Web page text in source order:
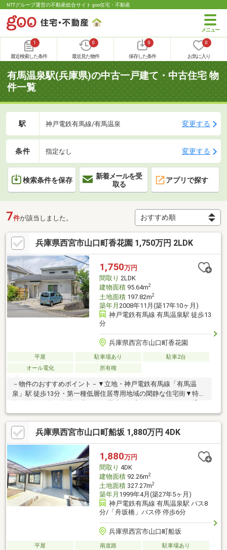
NTTグループ運営の不動産総合サイト goo住宅・不動産
1
最近検索した条件
0
最近見た物件
0
保存した条件
0
お気に入り
有馬温泉駅(兵庫県)の中古一戸建て・中古住宅 物
件一覧
駅 神戸電鉄有馬線/有馬温泉 変更する
条件 指定なし 変更する
検索条件を保存
新着メールを受
取る
アプリで探す
7件が該当しました。
兵庫県西宮市山口町香花園 1,750万円 2LDK
1,750万円
間取り 2LDK
建物面積95.64m2
土地面積197.82m2
築年月 2008年11月(築17年10ヶ月)
神戸電鉄有馬線 有馬温泉駅 徒歩13
分
兵庫県西宮市山口町香花園
平屋 駐車場あり
駐車2台
オール電化
所有権
－物件のおすすめポイント－▼立地・神戸電鉄有馬線「有馬温
泉」駅 徒歩13分・第一種低層住居専用地域の閑静な住宅街▼特
る洋室・和室が隣接・回遊性のあるアイランドキッチン・勝手口
付の洗面室、ホールと繋がるWIC有・リビングには掘りごたつ・2
台分駐車スペース有(車種による)※宅地造成及び特定盛土等規制法
の規制区域内のため、宅地造成等の一定工事は着手前に西宮市長
の許可が必要(計画変更時も同様)。■ ご希望の住まい探しをお手伝
いします ━━━━━・・・物件の詳細・ご相談はお気軽にお問い
合わせください。
兵庫県西宮市山口町船坂 1,880万円 4DK
1,880万円
間取り 4DK
建物面積92.26m2
土地面積327.27m2
築年月 1999年4月(築27年5ヶ月)
神戸電鉄有馬線 有馬温泉駅 バス8
分/「舟坂橋」バス停 停歩6分
兵庫県西宮市山口町船坂
平屋 南道路
駐車場あり